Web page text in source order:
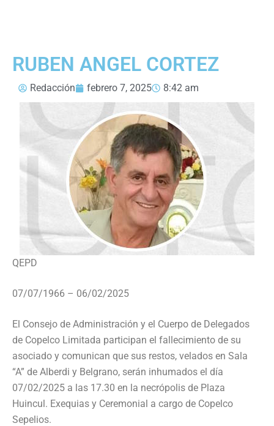
RUBEN ANGEL CORTEZ
Redacción febrero 7, 2025 8:42 am
QEPD
07/07/1966 – 06/02/2025
El Consejo de Administración y el Cuerpo de Delegados
de Copelco Limitada participan el fallecimiento de su
asociado y comunican que sus restos, velados en Sala
“A” de Alberdi y Belgrano, serán inhumados el día
07/02/2025 a las 17.30 en la necrópolis de Plaza
Huincul. Exequias y Ceremonial a cargo de Copelco
Sepelios.